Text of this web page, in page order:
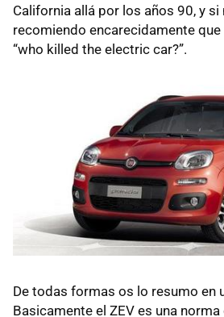
California allá por los años 90, y si
recomiendo encarecidamente que
“who killed the electric car?”.
De todas formas os lo resumo en
Basicamente el ZEV es una norma